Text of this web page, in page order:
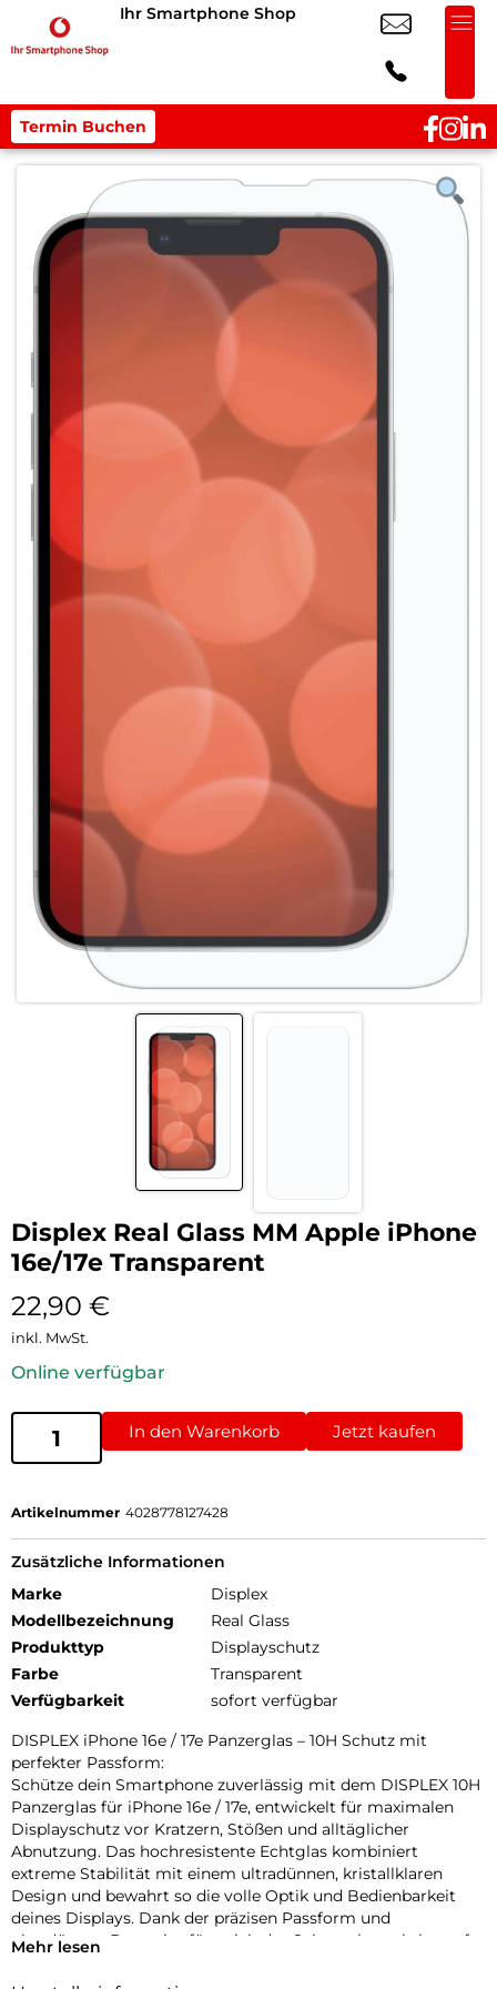
Ihr Smartphone Shop
Termin Buchen
Displex Real Glass MM Apple iPhone
16e/17e Transparent
22,90 €
inkl. MwSt.
Online verfügbar
In den Warenkorb Jetzt kaufen
Artikelnummer 4028778127428
Zusätzliche Informationen
Marke
Displex
Modellbezeichnung
Real Glass
Produkttyp
Displayschutz
Farbe
Transparent
Verfügbarkeit
sofort verfügbar
DISPLEX iPhone 16e / 17e Panzerglas – 10H Schutz mit
perfekter Passform:
Schütze dein Smartphone zuverlässig mit dem DISPLEX 10H
Panzerglas für iPhone 16e / 17e, entwickelt für maximalen
Displayschutz vor Kratzern, Stößen und alltäglicher
Abnutzung. Das hochresistente Echtglas kombiniert
extreme Stabilität mit einem ultradünnen, kristallklaren
Design und bewahrt so die volle Optik und Bedienbarkeit
deines Displays. Dank der präzisen Passform und
ultradünnen Bauweise fügt sich das Schutzglas nahtlos auf
gängigen Handyhüllen. Mit dem EASY-ON MountMaster
Mehr lesen